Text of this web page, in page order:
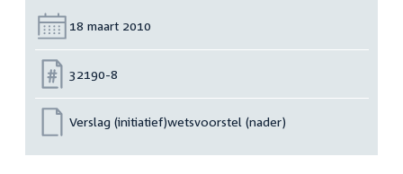
Datum:
18 maart 2010
Nummer:
32190-8
Verslag (initiatief)wetsvoorstel (nader)